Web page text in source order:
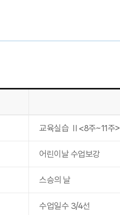
교육실습 Ⅱ<8주~11주>
어린이날 수업보강
스승의 날
수업일수 3/4선